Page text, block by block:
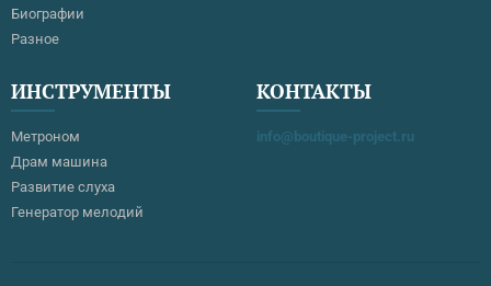
Биографии
Разное
ИНСТРУМЕНТЫ
Метроном
Драм машина
Развитие слуха
Генератор мелодий
КОНТАКТЫ
info@boutique-project.ru